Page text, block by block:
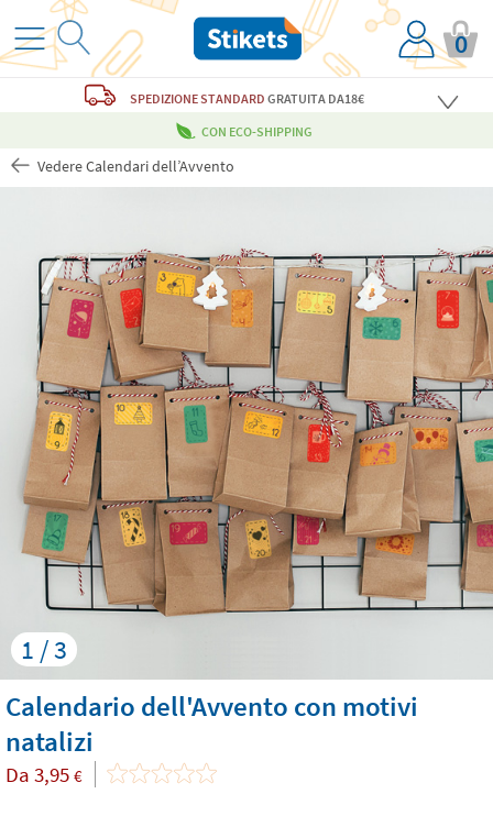
0
SPEDIZIONE STANDARD GRATUITADA18€
CON ECO-SHIPPING
Vedere Calendari dell’Avvento
1 / 3
Calendario dell'Avvento con motivi
natalizi
Da 3,95 €